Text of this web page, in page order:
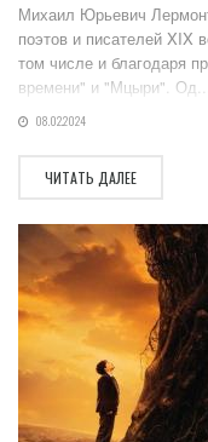
Михаил Юрьевич
поэтов и писателей XIX
том числе и благодаря
времени" и "Мцыри". Од...
08.02.2024
ЧИТАТЬ ДАЛЕЕ